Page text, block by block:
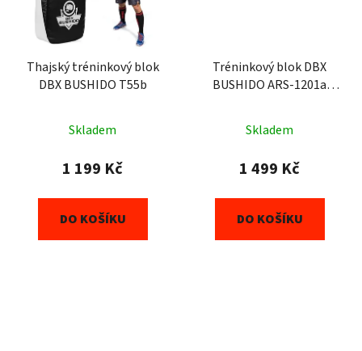
Thajský tréninkový blok
DBX BUSHIDO T55b
Skladem
1 199 Kč
DO KOŠÍKU
Tréninkový blok DBX
BUSHIDO ARS-1201a
Skladem
1 499 Kč
DO KOŠÍKU